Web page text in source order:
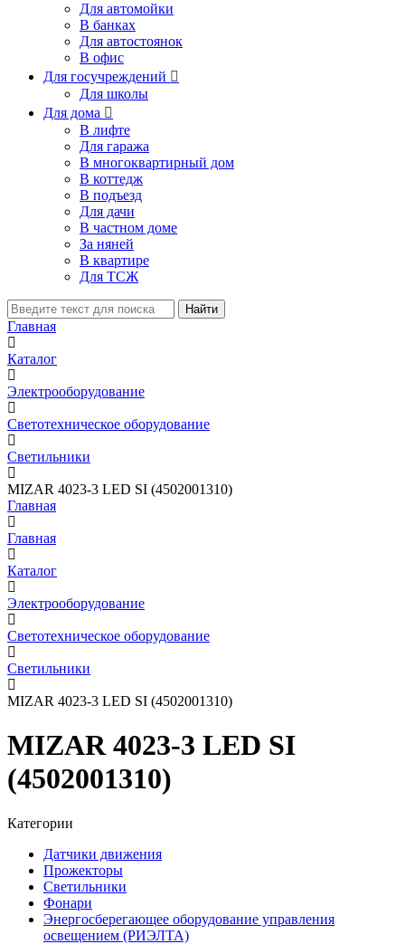
Для автомойки
В банках
Для автостоянок
В офис
Для госучреждений 
Для школы
Для дома 
В лифте
Для гаража
В многоквартирный дом
В коттедж
В подъезд
Для дачи
В частном доме
За няней
В квартире
Для ТСЖ
Найти
Главная
Каталог
Электрооборудование
Светотехническое оборудование
Светильники
MIZAR 4023-3 LED SI (4502001310)
Главная
Главная
Каталог
Электрооборудование
Светотехническое оборудование
Светильники
MIZAR 4023-3 LED SI (4502001310)
MIZAR 4023-3 LED SI
(4502001310)
Категории
Датчики движения
Прожекторы
Светильники
Фонари
Энергосберегающее оборудование управления
освещением (РИЭЛТА)